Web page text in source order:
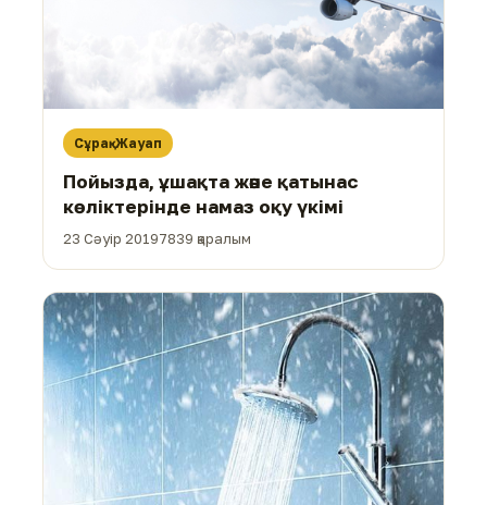
Сұрақ-Жауап
Пойызда, ұшақта және қатынас
көліктерінде намаз оқу үкімі
23 Сәуір 20197839 қаралым